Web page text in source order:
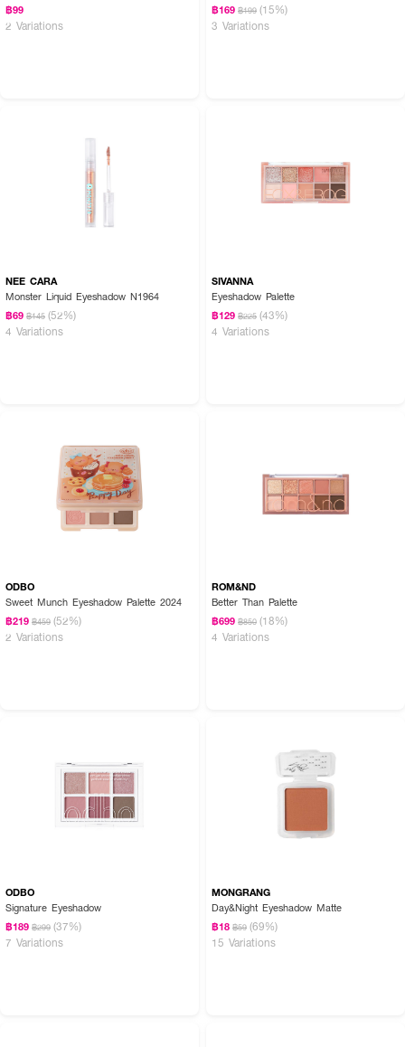
฿99
2 Variations
฿169 ฿199 (15%)
3 Variations
NEE CARA
Monster Liquid Eyeshadow N1964
฿69 ฿145 (52%)
4 Variations
SIVANNA
Eyeshadow Palette
฿129 ฿225 (43%)
4 Variations
ODBO
Sweet Munch Eyeshadow Palette 2024
฿219 ฿459 (52%)
2 Variations
ROM&ND
Better Than Palette
฿699 ฿850 (18%)
4 Variations
ODBO
Signature Eyeshadow
฿189 ฿299 (37%)
7 Variations
MONGRANG
Day&Night Eyeshadow Matte
฿18 ฿59 (69%)
15 Variations